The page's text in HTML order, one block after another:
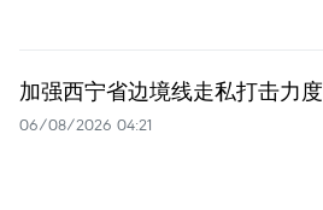
加强西宁省边境线走私打击力度
06/08/2026 04:21